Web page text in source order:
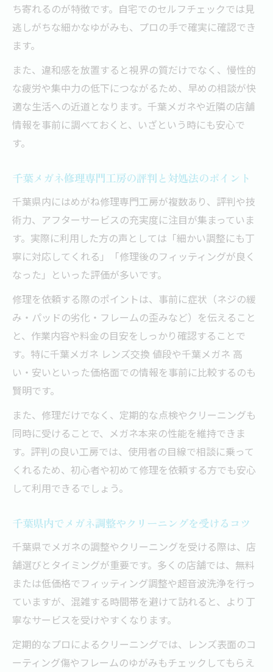
ち寄れるのが特徴です。自宅でのセルフチェックでは見
逃しがちな細かなゆがみも、プロの手で確実に確認でき
ます。
また、違和感を放置すると視界の質だけでなく、慢性的
な疲労や集中力の低下につながるため、早めの相談が快
適な生活への近道となります。千葉メガネや近隣の店舗
情報を事前に調べておくと、いざという時にも安心で
す。
千葉メガネ修理専門工房の評判と対処法のポイント
千葉県内にはめがね修理専門工房が複数あり、評判や技
術力、アフターサービスの充実度に注目が集まっていま
す。実際に利用した方の声としては「細かい調整にも丁
寧に対応してくれる」「修理後のフィッティングが良く
なった」といった評価が多いです。
修理を依頼する際のポイントは、事前に症状（ネジの緩
み・パッドの劣化・フレームの歪みなど）を伝えること
と、作業内容や料金の目安をしっかり確認することで
す。特に千葉メガネ レンズ交換 値段や千葉メガネ 高
い・安いといった価格面での情報を事前に比較するのも
賢明です。
また、修理だけでなく、定期的な点検やクリーニングも
同時に受けることで、メガネ本来の性能を維持できま
す。評判の良い工房では、使用者の目線で相談に乗って
くれるため、初心者や初めて修理を依頼する方でも安心
して利用できるでしょう。
千葉県内でメガネ調整やクリーニングを受けるコツ
千葉県でメガネの調整やクリーニングを受ける際は、店
舗選びとタイミングが重要です。多くの店舗では、無料
または低価格でフィッティング調整や超音波洗浄を行っ
ていますが、混雑する時間帯を避けて訪れると、より丁
寧なサービスを受けやすくなります。
定期的なプロによるクリーニングでは、レンズ表面のコ
ーティング傷やフレームのゆがみもチェックしてもらえ